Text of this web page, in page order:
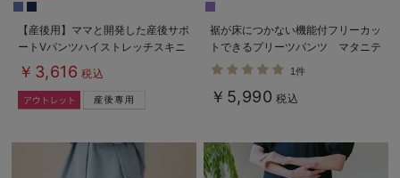
【産後用】ママと開発した産後サポ
ートVパンツハイストレッチスキニ
ー￥3,616 税込
裾が床につかない機能付フリーカッ
トできるプリーツパンツ マタニテ
ィ・産後【出産後も長く使える】
1件
￥5,990 税込